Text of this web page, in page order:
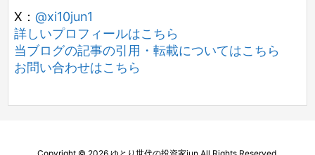
X： @xi10jun1
詳しいプロフィールはこちら
当ブログの記事の引用・転載についてはこちら
お問い合わせはこちら